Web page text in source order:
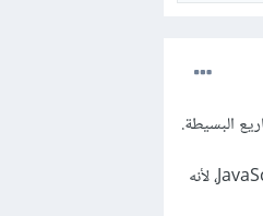
لكن إذا كانت الصفحة تتطلب تفاعلات مثل التنقل بين الأقسام دون إعادة تحميل، فستحتاج إلى استخدام JavaScript، لأنه